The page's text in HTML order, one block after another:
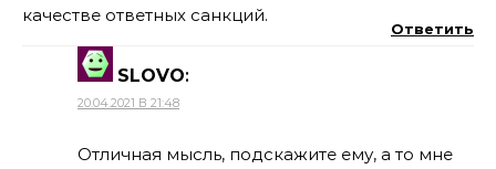
качестве ответных санкций.
Ответить
SLOVO:
20.04.2021 В 21:48
Отличная мысль, подскажите ему, а то мне